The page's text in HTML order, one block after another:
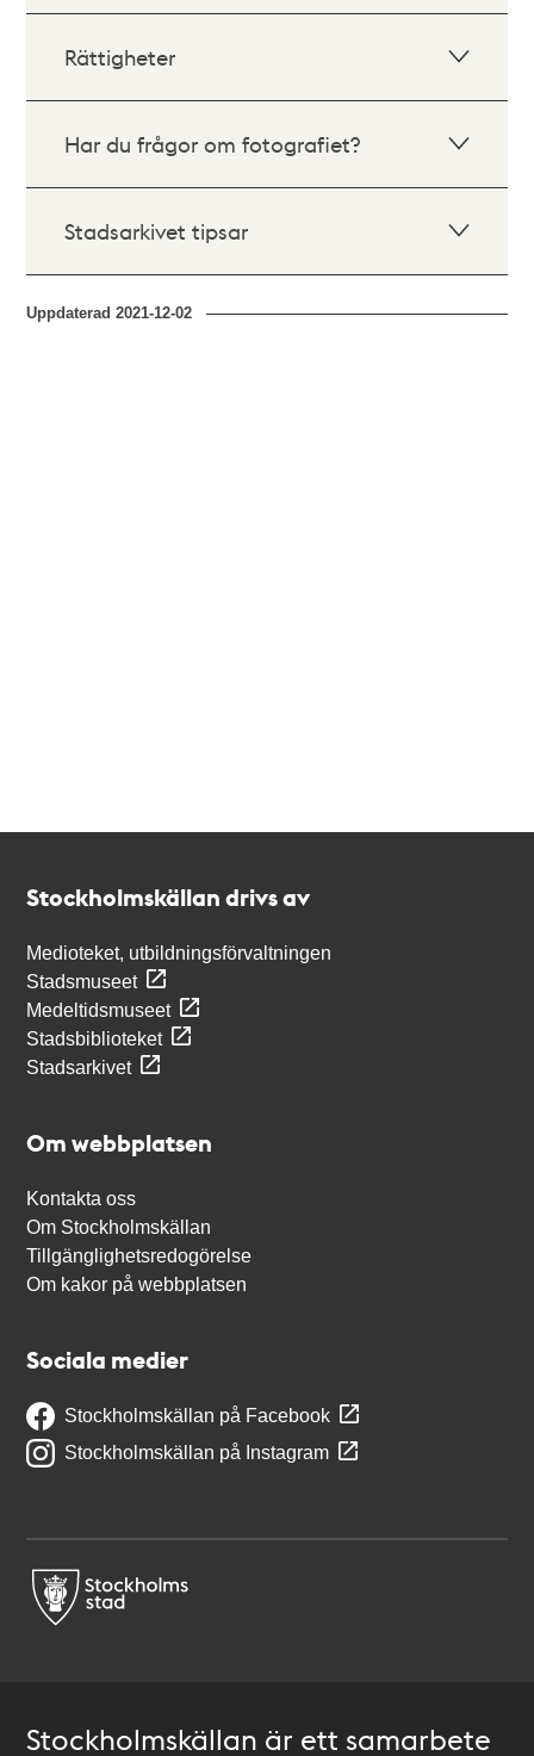
Rättigheter
Har du frågor om fotografiet?
Stadsarkivet tipsar
Uppdaterad2021-12-02
Stockholmskällan drivs av
Medioteket, utbildningsförvaltningen
Stadsmuseet
Medeltidsmuseet
Stadsbiblioteket
Stadsarkivet
Om webbplatsen
Kontakta oss
Om Stockholmskällan
Tillgänglighetsredogörelse
Om kakor på webbplatsen
Sociala medier
Stockholmskällan på Facebook
Stockholmskällan på Instagram
Stockholmskällan är ett samarbete